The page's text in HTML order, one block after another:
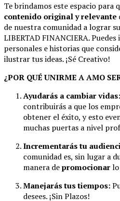
Te brindamos este espacio para
contenido original y relevante
de nuestra comunidad a lograr
LIBERTAD FINANCIERA.
personales e historias que
ilustrar tus ideas. ¡Sé Creativo!
¿POR QUÉ UNIRME A AMO
Ayudarás a cambiar vidas:
contribuirás a que los
obtener el éxito, y esto
muchas puertas a nivel
Incrementarás tu
comunidad es, sin lugar a
manera depromocionarlo
Manejarás tus tiempos:
desees. ¡Sin Plazos!